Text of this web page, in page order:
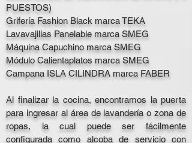
PUESTOS)
Grifería Fashion Black marca TEKA
Lavavajillas Panelable marca SMEG
Máquina Capuchino marca SMEG
Módulo Calientaplatos marca SMEG
Campana ISLA CILINDRA marca FABER
Al finalizar la cocina, encontramos la puerta
para ingresar al área de lavandería o zona de
ropas, la cual puede ser fácilmente
configurada como alcoba de servicio con